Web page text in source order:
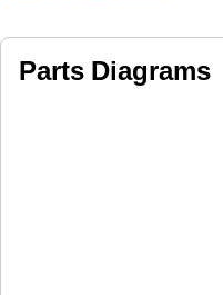
Parts Diagrams